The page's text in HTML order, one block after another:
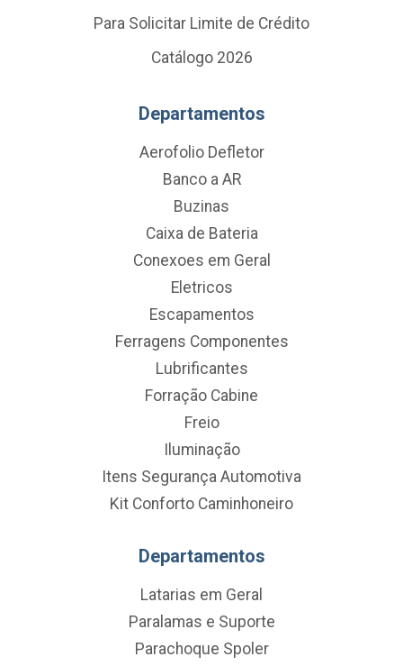
Para Solicitar Limite de Crédito
Catálogo 2026
Departamentos
Aerofolio Defletor
Banco a AR
Buzinas
Caixa de Bateria
Conexoes em Geral
Eletricos
Escapamentos
Ferragens Componentes
Lubrificantes
Forração Cabine
Freio
Iluminação
Itens Segurança Automotiva
Kit Conforto Caminhoneiro
Departamentos
Latarias em Geral
Paralamas e Suporte
Parachoque Spoler